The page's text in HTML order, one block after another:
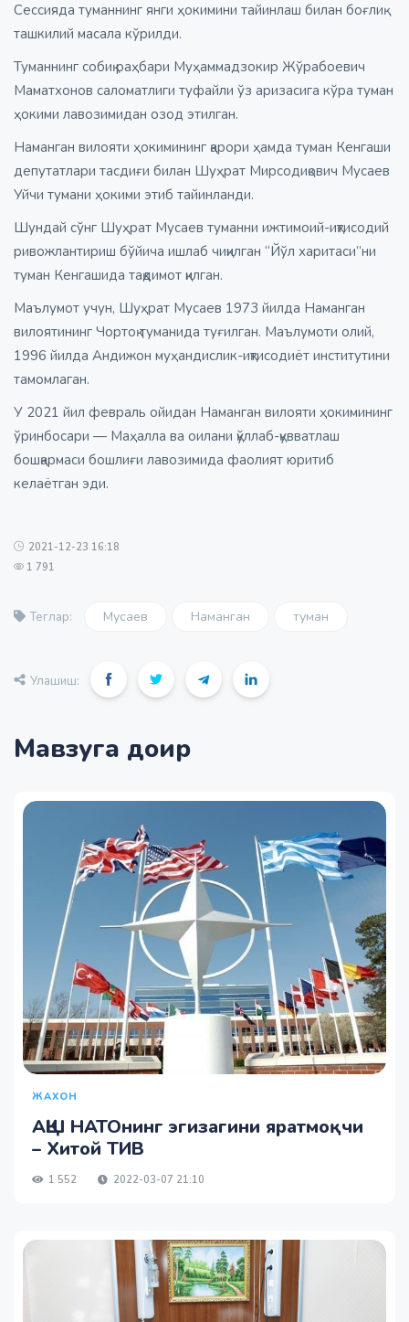
Сессияда туманнинг янги ҳокимини тайинлаш билан боғлиқ
ташкилий масала кўрилди.
Туманнинг собиқ раҳбари Муҳаммадзокир Жўрабоевич
Маматхонов саломатлиги туфайли ўз аризасига кўра туман
ҳокими лавозимидан озод этилган.
Наманган вилояти ҳокимининг қарори ҳамда туман Кенгаши
депутатлари тасдиғи билан Шуҳрат Мирсодиқович Мусаев
Уйчи тумани ҳокими этиб тайинланди.
Шундай сўнг Шуҳрат Мусаев туманни ижтимоий-иқтисодий
ривожлантириш бўйича ишлаб чиқилган “Йўл харитаси”ни
туман Кенгашида тақдимот қилган.
Маълумот учун, Шуҳрат Мусаев 1973 йилда Наманган
вилоятининг Чортоқ туманида туғилган. Маълумоти олий,
1996 йилда Андижон муҳандислик-иқтисодиёт институтини
тамомлаган.
У 2021 йил февраль ойидан Наманган вилояти ҳокимининг
ўринбосари — Маҳалла ва оилани қўллаб-қувватлаш
бошқармаси бошлиғи лавозимида фаолият юритиб
келаётган эди.
2021-12-23 16:18
1 791
Теглар: Мусаев Наманган туман
Улашиш:
Мавзуга доир
ЖАХОН
АҚШ НАТОнинг эгизагини яратмоқчи
– Хитой ТИВ
1 552 2022-03-07 21:10